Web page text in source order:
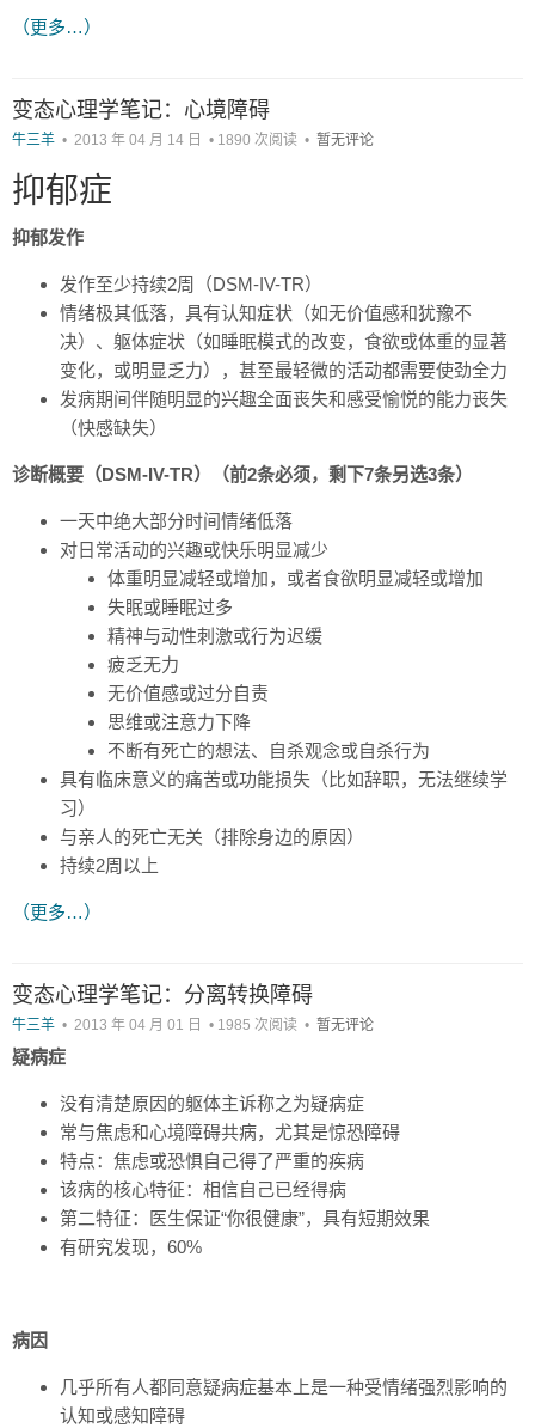
（更多…）
变态心理学笔记：心境障碍
牛三羊 • 2013 年 04 月 14 日 • 1890 次阅读 • 暂无评论
抑郁症
抑郁发作
发作至少持续2周（DSM-IV-TR）
情绪极其低落，具有认知症状（如无价值感和犹豫不
决）、躯体症状（如睡眠模式的改变，食欲或体重的显著
变化，或明显乏力），甚至最轻微的活动都需要使劲全力
发病期间伴随明显的兴趣全面丧失和感受愉悦的能力丧失
（快感缺失）
诊断概要（DSM-IV-TR）（前2条必须，剩下7条另选3条）
一天中绝大部分时间情绪低落
对日常活动的兴趣或快乐明显减少
体重明显减轻或增加，或者食欲明显减轻或增加
失眠或睡眠过多
精神与动性刺激或行为迟缓
疲乏无力
无价值感或过分自责
思维或注意力下降
不断有死亡的想法、自杀观念或自杀行为
具有临床意义的痛苦或功能损失（比如辞职，无法继续学
习）
与亲人的死亡无关（排除身边的原因）
持续2周以上
（更多…）
变态心理学笔记：分离转换障碍
牛三羊 • 2013 年 04 月 01 日 • 1985 次阅读 • 暂无评论
疑病症
没有清楚原因的躯体主诉称之为疑病症
常与焦虑和心境障碍共病，尤其是惊恐障碍
特点：焦虑或恐惧自己得了严重的疾病
该病的核心特征：相信自己已经得病
第二特征：医生保证“你很健康”，具有短期效果
有研究发现，60%
病因
几乎所有人都同意疑病症基本上是一种受情绪强烈影响的
认知或感知障碍